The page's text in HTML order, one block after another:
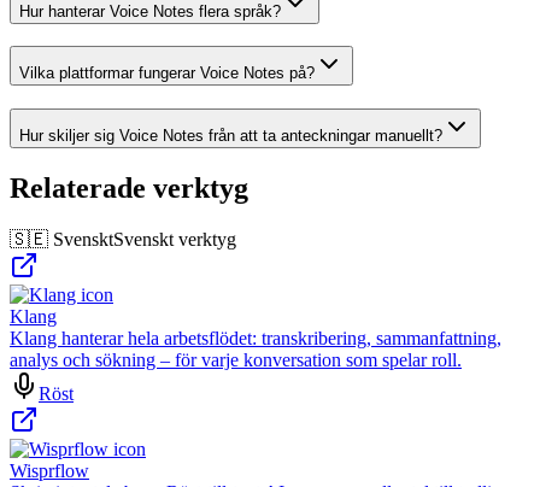
Hur hanterar Voice Notes flera språk?
Vilka plattformar fungerar Voice Notes på?
Hur skiljer sig Voice Notes från att ta anteckningar manuellt?
Relaterade verktyg
🇸🇪 SvensktSvenskt verktyg
Klang
Klang hanterar hela arbetsflödet: transkribering, sammanfattning,
analys och sökning – för varje konversation som spelar roll.
Röst
Wisprflow